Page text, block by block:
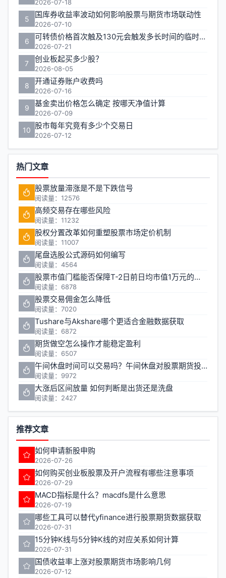
2026-07-18
5 国库券收益率波动如何影响股票与期货市场联动性
2026-07-10
6 可转债价格首次触及130元会触发多长时间的临时停牌
2026-07-21
7 创业板起买多少股？
2026-08-05
8 开通证券账户收费吗
2026-07-16
9 基金卖出价格怎么确定 按哪天净值计算
2026-07-09
10 股市每年究竟有多少个交易日
2026-07-12
热门文章
股票放量滞涨是不是下跌信号
阅读量：12576
高频交易存在哪些风险
阅读量：11232
股权分置改革如何重塑股票市场定价机制
阅读量：11007
尾盘选股公式源码如何编写
阅读量：4564
股票市值门槛能否保障T-2日前日均市值1万元的投资安全
阅读量：6878
股票交易佣金怎么降低
阅读量：7020
Tushare与Akshare哪个更适合金融数据获取
阅读量：6872
期货做空怎么操作才能稳定盈利
阅读量：6507
午间休盘时间可以交易吗？午间休盘对股票期货投资有什么影响
阅读量：9972
大涨后区间放量 如何判断是出货还是洗盘
阅读量：2427
推荐文章
如何申请新股申购
2026-07-26
如何购买创业板股票及开户流程有哪些注意事项
2026-07-29
MACD指标是什么？macdfs是什么意思
2026-07-19
哪些工具可以替代yfinance进行股票期货数据获取
2026-07-31
15分钟K线与5分钟K线的对应关系如何计算
2026-07-31
国债收益率上涨对股票期货市场影响几何
2026-07-12